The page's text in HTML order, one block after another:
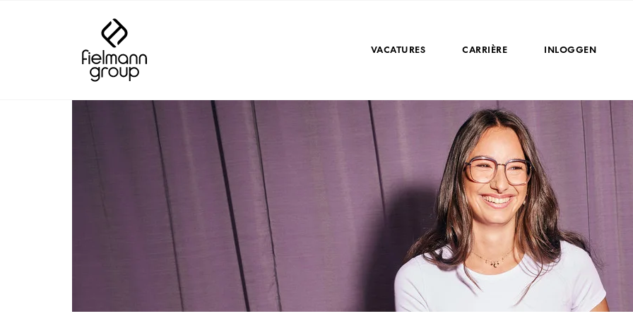
VACATURES CARRIÈRE INLOGGEN